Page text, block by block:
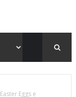
Easter Eggs e